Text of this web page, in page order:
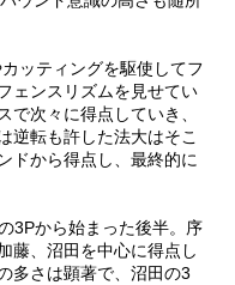
ッティングを駆使してフ
ェンスリズムを見せてい
で次々に得点していき、
逆転も許した法大はそこ
ドから得点し、最終的に
3Pから始まった後半。序
藤、沼田を中心に得点し
多さは顕著で、沼田の3